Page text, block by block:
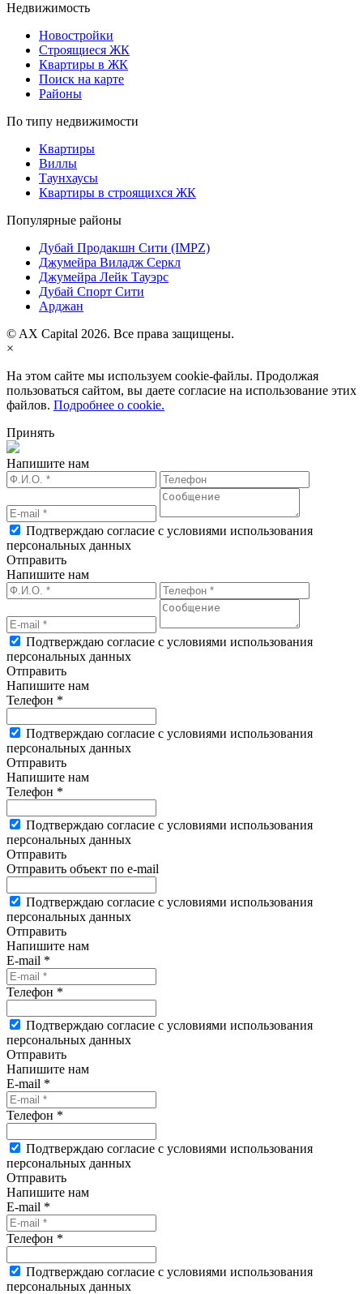
Недвижимость
Новостройки
Строящиеся ЖК
Квартиры в ЖК
Поиск на карте
Районы
По типу недвижимости
Квартиры
Виллы
Таунхаусы
Квартиры в строящихся ЖК
Популярные районы
Дубай Продакшн Сити (IMPZ)
Джумейра Виладж Серкл
Джумейра Лейк Тауэрс
Дубай Спорт Сити
Арджан
© AX Capital 2026. Все права защищены.
×
На этом сайте мы используем cookie-файлы. Продолжая
пользоваться сайтом, вы даете согласие на использование этих
файлов. Подробнее о cookie.
Принять
Напишите нам
Подтверждаю согласие с условиями использования
персональных данных
Отправить
Напишите нам
Подтверждаю согласие с условиями использования
персональных данных
Отправить
Напишите нам
Телефон *
Подтверждаю согласие с условиями использования
персональных данных
Отправить
Напишите нам
Телефон *
Подтверждаю согласие с условиями использования
персональных данных
Отправить
Отправить объект по e-mail
Подтверждаю согласие с условиями использования
персональных данных
Отправить
Напишите нам
E-mail *
Телефон *
Подтверждаю согласие с условиями использования
персональных данных
Отправить
Напишите нам
E-mail *
Телефон *
Подтверждаю согласие с условиями использования
персональных данных
Отправить
Напишите нам
E-mail *
Телефон *
Подтверждаю согласие с условиями использования
персональных данных